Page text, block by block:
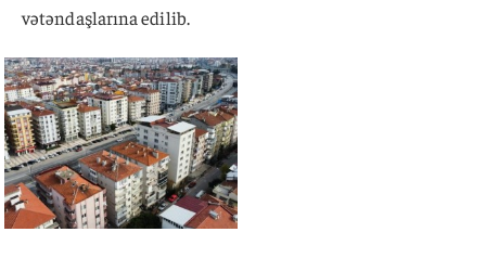
vətəndaşlarına edilib.